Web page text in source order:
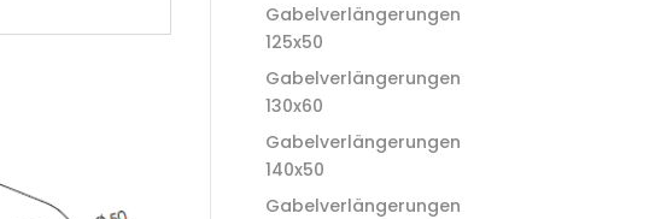
Gabelverlängerungen
125x50
Gabelverlängerungen
130x60
Gabelverlängerungen
140x50
Gabelverlängerungen